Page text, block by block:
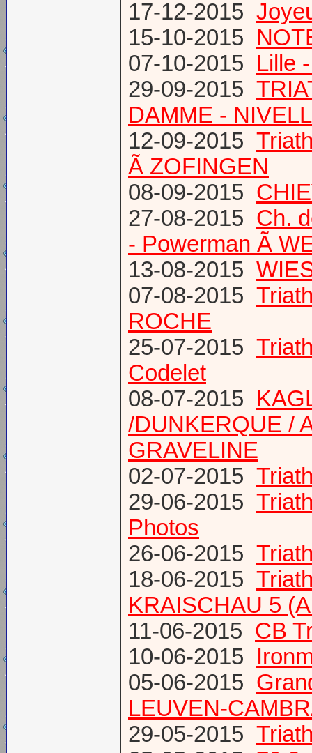
17-12-2015
15-10-2015
07-10-2015 Lille
29-09-2015
DAMME -
12-09-2015
Ã ZOFINGEN
08-09-2015
27-08-2015 Ch.
- Powerman Ã
13-08-2015
07-08-2015
ROCHE
25-07-2015
Codelet
08-07-2015
/DUNKERQUE /
GRAVELINE
02-07-2015
29-06-2015
Photos
26-06-2015
18-06-2015
KRAISCHAU 5
11-06-2015 CB
10-06-2015
05-06-2015
LEUVEN-
29-05-2015